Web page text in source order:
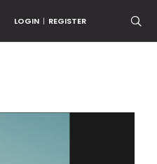
LOGIN | REGISTER